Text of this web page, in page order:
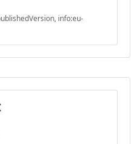
info:eu-